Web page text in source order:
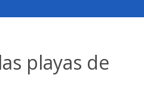
playas de